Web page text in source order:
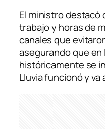
El ministro destacó
trabajo y horas de
canales que
asegurando que en
históricamente se
Lluvia funcionó y